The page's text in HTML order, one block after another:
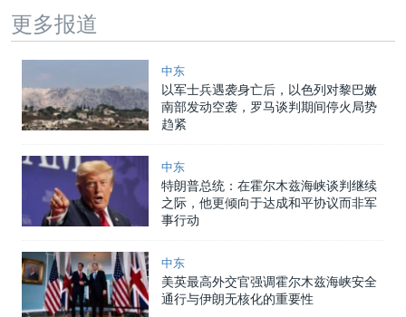
更多报道
中东
以军士兵遇袭身亡后，以色列对黎巴嫩
南部发动空袭，罗马谈判期间停火局势
趋紧
中东
特朗普总统：在霍尔木兹海峡谈判继续
之际，他更倾向于达成和平协议而非军
事行动
中东
美英最高外交官强调霍尔木兹海峡安全
通行与伊朗无核化的重要性